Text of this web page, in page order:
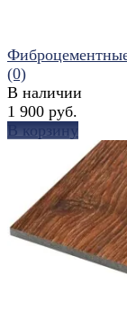
избранное
(0)
В наличии
1 900 руб.
В корзину